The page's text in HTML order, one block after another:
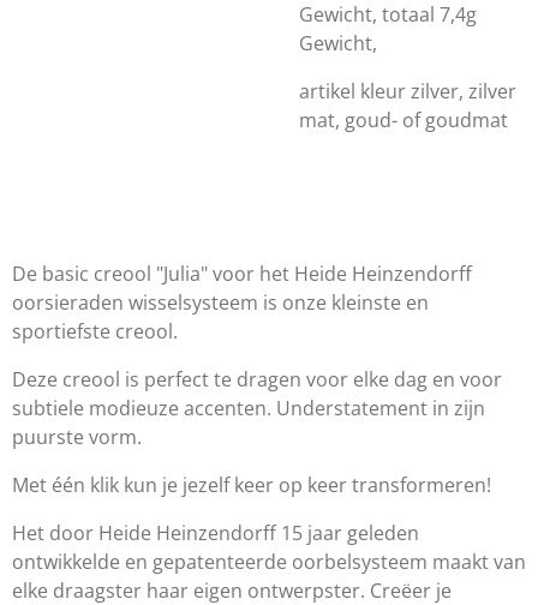
Gewicht, totaal 7,4g
Gewicht,
artikel kleur zilver, zilver
mat, goud- of goudmat
De basic creool "Julia" voor het Heide Heinzendorff
oorsieraden wisselsysteem is onze kleinste en
sportiefste creool.
Deze creool is perfect te dragen voor elke dag en voor
subtiele modieuze accenten. Understatement in zijn
puurste vorm.
Met één klik kun je jezelf keer op keer transformeren!
Het door Heide Heinzendorff 15 jaar geleden
ontwikkelde en gepatenteerde oorbelsysteem maakt van
elke draagster haar eigen ontwerpster. Creëer je